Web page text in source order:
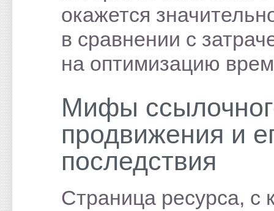
окажется
в сравнении с
на оптимизацию
Мифы
продвижения и
последствия
Страница ресурса, с